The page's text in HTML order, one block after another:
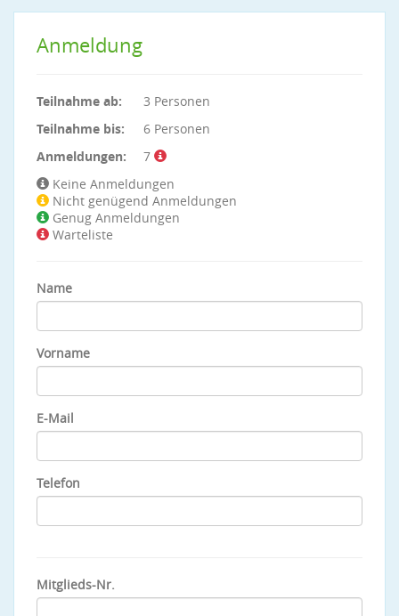
Anmeldung
Teilnahme ab:
3 Personen
Teilnahme bis:
6 Personen
Anmeldungen:
7
Keine Anmeldungen
Nicht genügend Anmeldungen
Genug Anmeldungen
Warteliste
Name
Vorname
E-Mail
Telefon
Mitglieds-Nr.